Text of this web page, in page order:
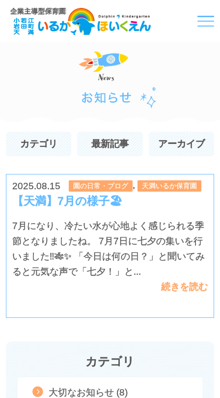
企業主導型保育園
カテゴリ 最新記事 アーカイブ
2025.08.15 園の日常・ブログ , 天満いるか保育園
【天満】7月の様子🏖️
7月になり、冷たい水が心地よく感じられる季
節となりましたね。 7月7日に七夕の集いを行
いました‼🎋✨ 「今日は何の日？」と聞いてみ
ると元気な声で「七夕！」と...
続きを読む
カテゴリ
大切なお知らせ (8)